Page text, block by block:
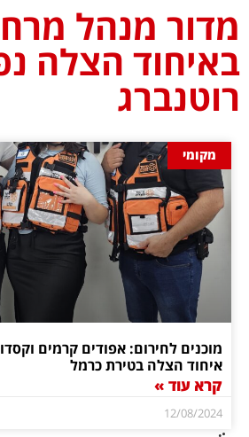
מדור מנהל
באיחוד הצלה
רוטנברג
מקומי
מוכנים לחירום: אפודים קרמים
איחוד הצלה בטירת כרמל
קרא עוד »
12/08/2024